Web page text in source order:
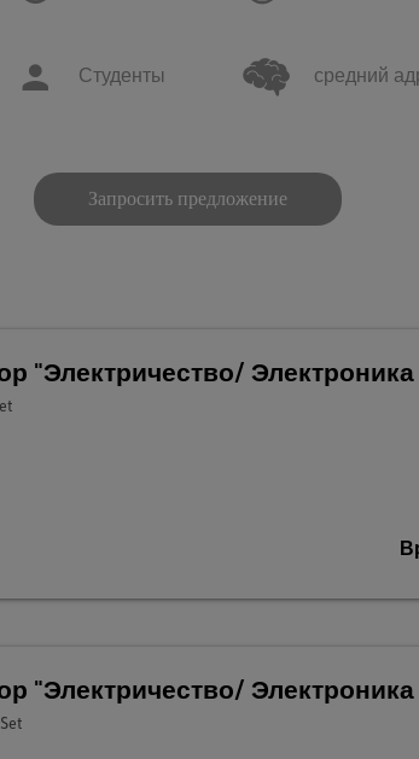
Студенты средний
Запросить предложение
"Электричество/
"Электричество/